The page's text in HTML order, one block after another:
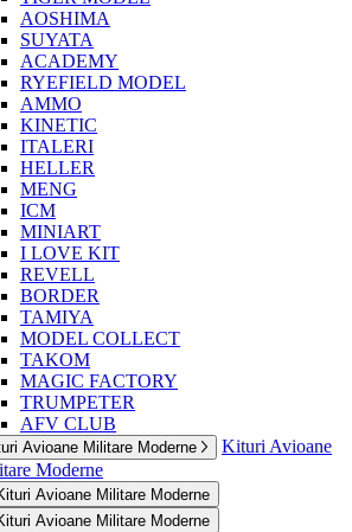
AOSHIMA
SUYATA
ACADEMY
RYEFIELD MODEL
AMMO
KINETIC
ITALERI
HELLER
MENG
ICM
MINIART
I LOVE KIT
REVELL
BORDER
TAMIYA
MODEL COLLECT
TAKOM
MAGIC FACTORY
TRUMPETER
AFV CLUB
Avioane Militare Moderne
Kituri Avioane
Moderne
Avioane Militare Moderne
Avioane Militare Moderne